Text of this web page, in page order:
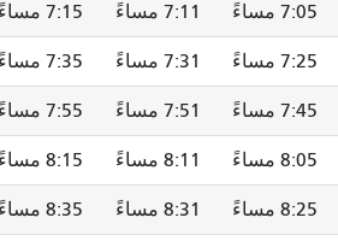
7:05 مساءً 7:11 مساءً 7:15 مساءً
7:25 مساءً 7:31 مساءً 7:35 مساءً
7:45 مساءً 7:51 مساءً 7:55 مساءً
8:05 مساءً 8:11 مساءً 8:15 مساءً
8:25 مساءً 8:31 مساءً 8:35 مساءً